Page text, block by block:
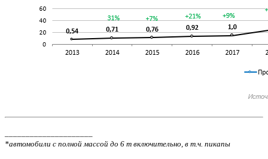
*автомобили с полной массой до 6 т включительно, в т.ч. пикапы